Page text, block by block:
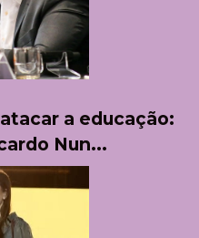
a educação:
Nun...